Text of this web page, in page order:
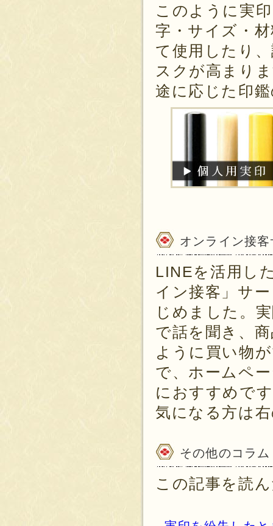
このように実
字・サイズ・
て使用したり
スクが高まり
途に応じた印
オンライン接
LINEを活用し
イン接客」サ
じめました。
で話を聞き、
ように買い物
で、ホームペ
におすすめで
気になる方は
その他のコラム
この記事を読